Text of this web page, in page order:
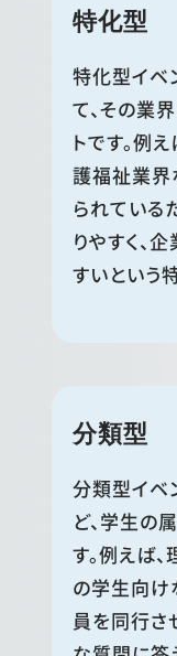
特化型
特化型イベ
て、その業
トです。例
護福祉業界
られている
りやすく、
すいという
分類型
分類型イベ
ど、学生の
す。例えば
の学生向け
員を同行さ